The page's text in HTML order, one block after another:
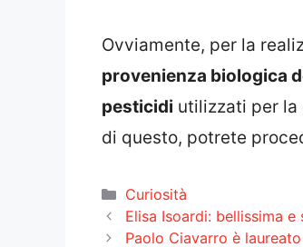
Ovviamente, per la
provenienza biologica
pesticidi utilizzati per la
di questo, potrete
Categorie
Curiosità
Elisa Isoardi: bellissima e
Paolo Ciavarro è